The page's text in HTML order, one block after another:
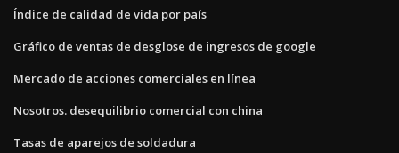
Índice de calidad de vida por país
Gráfico de ventas de desglose de ingresos de google
Mercado de acciones comerciales en línea
Nosotros. desequilibrio comercial con china
Tasas de aparejos de soldadura